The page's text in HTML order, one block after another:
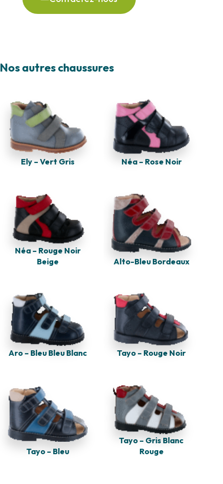
Nos autres chaussures
Ely – Vert Gris Néa – Rose Noir
Néa – Rouge Noir
Beige
Alto-Bleu Bordeaux
Aro – Bleu Bleu Blanc Tayo – Rouge Noir
Tayo – Bleu
Tayo – Gris Blanc
Rouge